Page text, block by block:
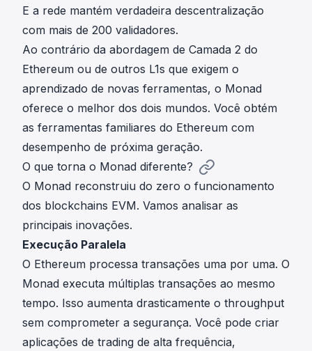
E a rede mantém verdadeira descentralização
com mais de 200 validadores.
Ao contrário da abordagem de Camada 2 do
Ethereum ou de outros L1s que exigem o
aprendizado de novas ferramentas, o Monad
oferece o melhor dos dois mundos. Você obtém
as ferramentas familiares do Ethereum com
desempenho de próxima geração.
O que torna o Monad diferente?
O Monad reconstruiu do zero o funcionamento
dos blockchains EVM. Vamos analisar as
principais inovações.
Execução Paralela
O Ethereum processa transações uma por uma. O
Monad executa múltiplas transações ao mesmo
tempo. Isso aumenta drasticamente o throughput
sem comprometer a segurança. Você pode criar
aplicações de trading de alta frequência,